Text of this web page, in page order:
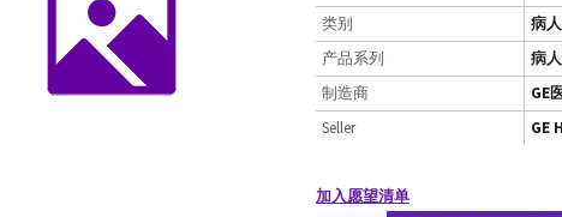
类别
病
产品系列
病
制造商
GE
Seller
GE
加入愿望清单